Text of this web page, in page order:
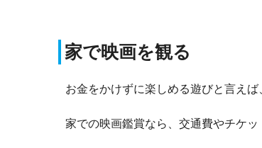
家で映画を観る
お金をかけずに楽しめる遊びと言えば
家での映画鑑賞なら、交通費やチケ